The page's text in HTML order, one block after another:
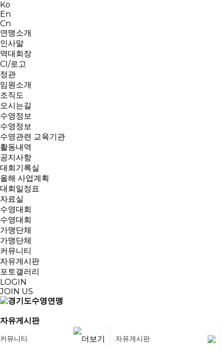
Ko
En
Cn
연맹소개
인사말
역대회장
CI/로고
정관
임원소개
조직도
오시는길
수영정보
수영정보
수영관련 교육기관
활동내역
공지사항
대회기록실
올해 사업계획
대회일정표
자료실
수영대회
수영대회
가맹단체
가맹단체
커뮤니티
자유게시판
포토갤러리
LOGIN
JOIN US
자유게시판
커뮤니티 자유게시판